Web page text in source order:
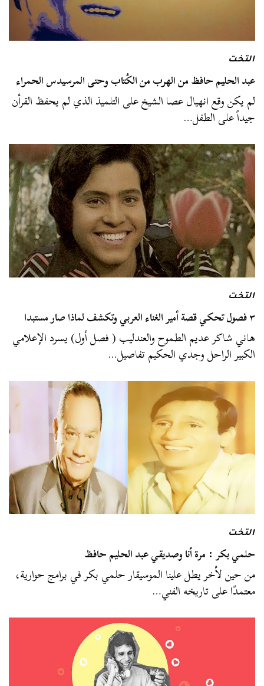
التخت
عبد الحليم حافظ من الهرب من الكُتاب وحتى المرسيدس الحمراء
لم يكن وقع انهيال عصا الشيخ على التلميذ الذي لم يحفظ القرأن
جيداً على الطفل…
التخت
٣ فصول تحكي قصة أمير الغناء العربي وتكشف لماذا صار مستبدا
هاني شاكر عديم الطموح والعندليب ( فصل أول) يسرد الإعلامي
الكبير الراحل وجدي الحكيم تفاصيل…
التخت
حلمي بكر : مرة أنا وصديقي عبد الحليم حافظ
من حين لأخر يطل علينا الموسيقار حلمي بكر في برامج حوارية،
معتمدًا على تاريخه الفني…